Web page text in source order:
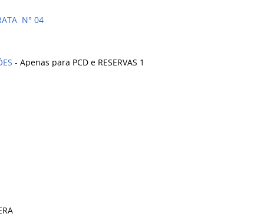
N° 04
- Apenas para PCD e RESERVAS 1